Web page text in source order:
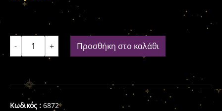
- + Προσθήκη στο καλάθι
Κωδικός : 6872